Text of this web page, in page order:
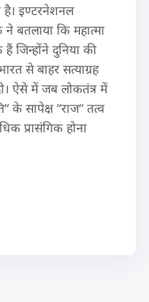
इण्टरनेशनल
बतलाया कि महात्मा
जिन्होंने दुनिया की
से बाहर सत्याग्रह
ऐसे में जब लोकतंत्र में
के सापेक्ष “राज“ तत्व
प्रासंगिक होना